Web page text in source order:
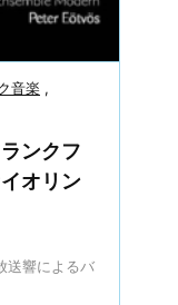
音楽 ,
ンクフ
オリン
送響によるバ